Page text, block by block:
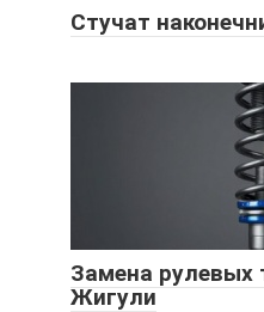
Стучат
Замена рулевых
Жигули